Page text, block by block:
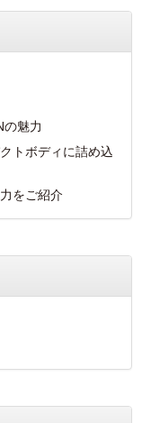
の魅力
トボディに詰め込
をご紹介